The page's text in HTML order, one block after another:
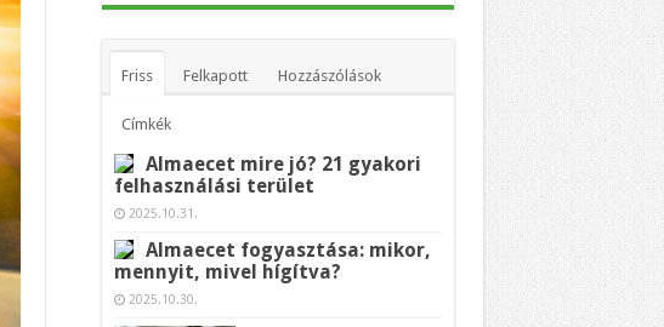
Friss Felkapott Hozzászólások
Címkék
Almaecet mire jó? 21 gyakori
felhasználási terület
2025.10.31.
Almaecet fogyasztása: mikor,
mennyit, mivel hígítva?
2025.10.30.